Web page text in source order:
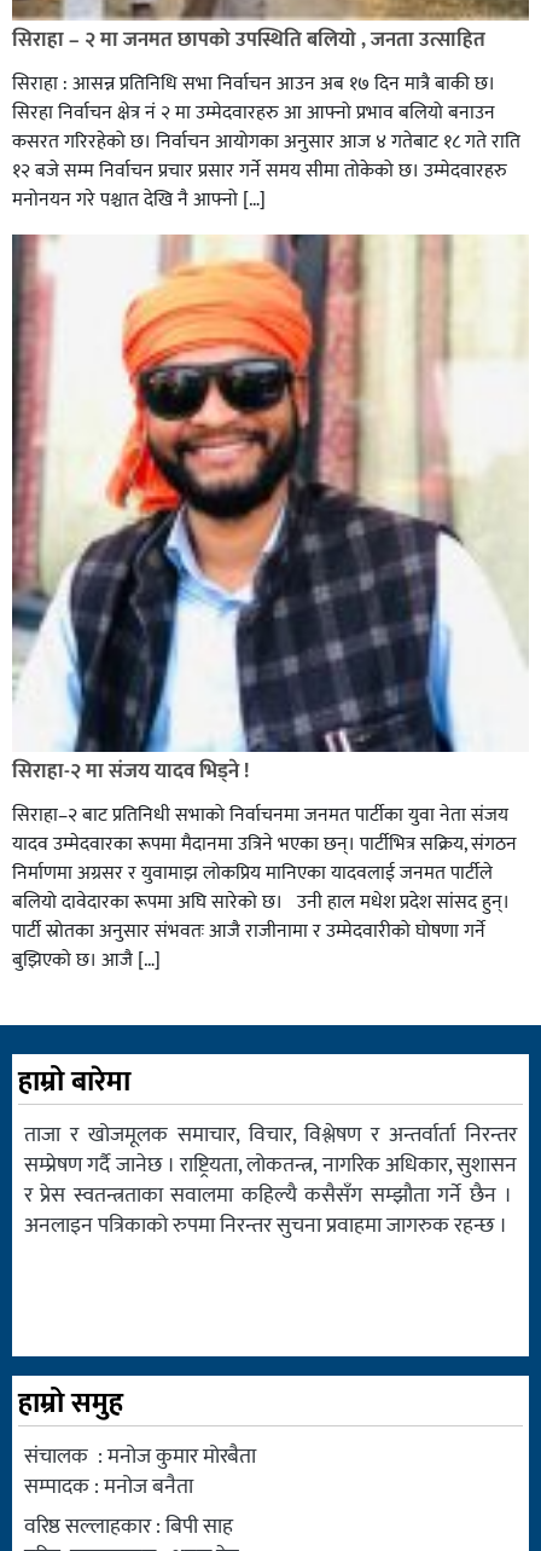
सिराहा – २ मा जनमत छापको उपस्थिति बलियो , जनता उत्साहित
सिराहा : आसन्न प्रतिनिधि सभा निर्वाचन आउन अब १७ दिन मात्रै बाकी छ।
सिरहा निर्वाचन क्षेत्र नं २ मा उम्मेदवारहरु आ आफ्नो प्रभाव बलियो बनाउन
कसरत गरिरहेको छ। निर्वाचन आयोगका अनुसार आज ४ गतेबाट १८ गते राति
१२ बजे सम्म निर्वाचन प्रचार प्रसार गर्ने समय सीमा तोकेको छ। उम्मेदवारहरु
मनोनयन गरे पश्चात देखि नै आफ्नो […]
सिराहा-२ मा संजय यादव भिड्ने !
सिराहा–२ बाट प्रतिनिधी सभाको निर्वाचनमा जनमत पार्टीका युवा नेता संजय
यादव उम्मेदवारका रूपमा मैदानमा उत्रिने भएका छन्। पार्टीभित्र सक्रिय, संगठन
निर्माणमा अग्रसर र युवामाझ लोकप्रिय मानिएका यादवलाई जनमत पार्टीले
बलियो दावेदारका रूपमा अघि सारेको छ। उनी हाल मधेश प्रदेश सांसद हुन्।
पार्टी स्रोतका अनुसार संभवतः आजै राजीनामा र उम्मेदवारीको घोषणा गर्ने
बुझिएको छ। आजै […]
हाम्रो बारेमा
ताजा र खोजमूलक समाचार, विचार, विश्लेषण र अन्तर्वार्ता निरन्तर
सम्प्रेषण गर्दै जानेछ । राष्ट्रियता, लोकतन्त्र, नागरिक अधिकार, सुशासन
र प्रेस स्वतन्त्रताका सवालमा कहिल्यै कसैसँग सम्झौता गर्ने छैन ।
अनलाइन पत्रिकाको रुपमा निरन्तर सुचना प्रवाहमा जागरुक रहन्छ ।
हाम्रो समुह
संचालक : मनोज कुमार मोरबैता
सम्पादक : मनोज बनैता
वरिष्ठ सल्लाहकार : बिपी साह